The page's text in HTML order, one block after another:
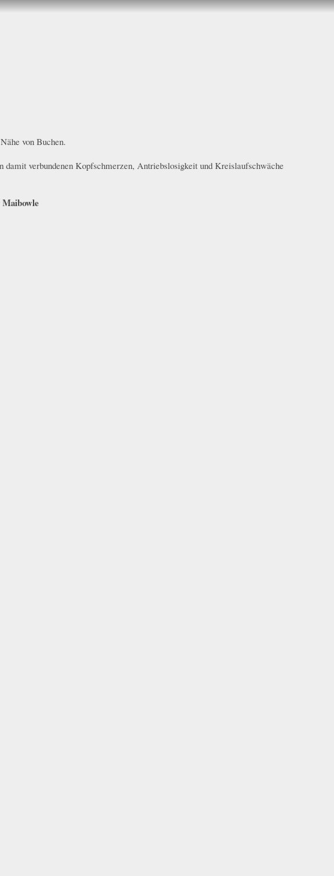
von Buchen.
verbundenen Kopfschmerzen, Antriebslosigkeit und Kreislaufschwäche
Maibowle